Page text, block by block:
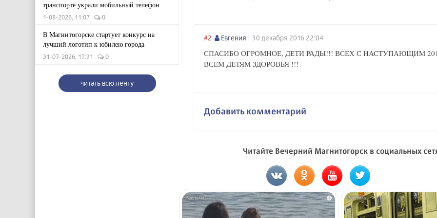
транспорте украли мобильный телефон
1-08-2026, 11:07 0
В Магнитогорске стартует конкурс на
лучший логотип к юбилею города
31-07-2026, 17:31 0
читать всю ленту
#2 Евгения 30 декабря 2016 22:04
СПАСИБО ОГРОМНОЕ, ДЕТИ РАДЫ!!! ВСЕХ С НАСТУПАЮЩИМ
ВСЕМ ДЕТЯМ ЗДОРОВЬЯ !!!
Добавить комментарий
Читайте Вечерний Магнитогорск в социальных
i